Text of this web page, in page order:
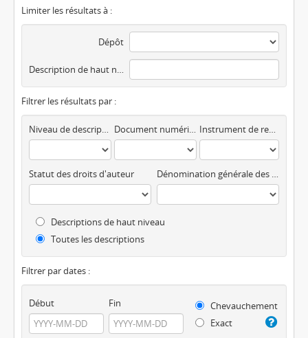
Limiter les résultats à :
Dépôt
Description de haut niveau
Filtrer les résultats par :
Niveau de description Document numérique disponible Instrument de recherche
Statut des droits d'auteur Dénomination générale des documents
Descriptions de haut niveau
Toutes les descriptions
Filtrer par dates :
Début Fin
Chevauchement
Exact